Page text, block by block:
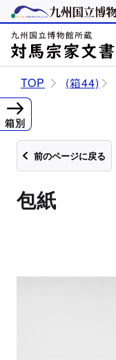
TOP (箱44)
前のページに戻る
包紙
箱別